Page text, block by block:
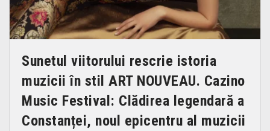
Sunetul viitorului rescrie istoria
muzicii în stil ART NOUVEAU. Cazino
Music Festival: Clădirea legendară a
Constanței, noul epicentru al muzicii